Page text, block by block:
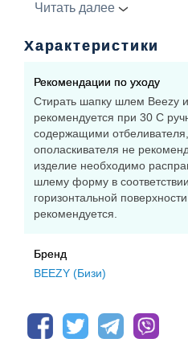
Р1 12-18 мес.
Р2 18 мес.- до 3 лет
Р3 3-6 лет
Р4 6-9лет
Читать далее
Характеристики
Рекомендации по уходу
Стирать шапку шлем Beezy
рекомендуется при 30 С
содержащими
ополаскивателя не
изделие необходимо
шлему форму в
горизонтальной
рекомендуется.
Бренд
BEEZY (Бизи)